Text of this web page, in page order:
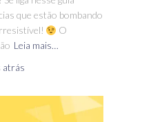
que estão bombando
O
Leia mais…
atrás